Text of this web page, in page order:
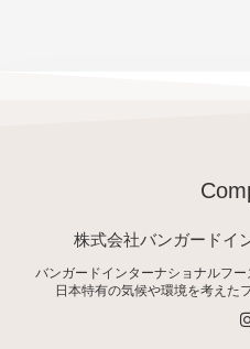
株式会社バンガードイ
バンガードインターナショナルフ
日本特有の気候や環境を考えた
I